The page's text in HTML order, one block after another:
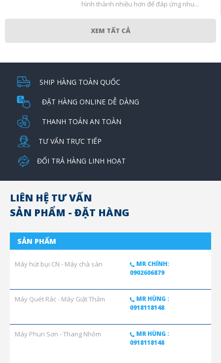
hình thành nhiều hơn để đáp ứng nhu...
XEM TẤT CẢ
SHIP HÀNG TOÀN QUỐC
ĐẶT HÀNG ONLINE DỄ DÀNG
THANH TOÁN AN TOÀN
TƯ VẤN TRỰC TIẾP
ĐỔI TRẢ HÀNG LINH HOẠT
LIÊN HỆ TƯ VẤN
SẢN PHẨM - ĐẶT HÀNG
SẢN PHẨM
Máy hút bụi CN - Máy chà sàn
MR CHÍNH:
0902606879
Máy Quét Rác - Máy Giặt Thảm
MR HÙNG :
0918118148
Máy Phun Sơn - Thang Nhôm
MR HÙNG :
0918118148